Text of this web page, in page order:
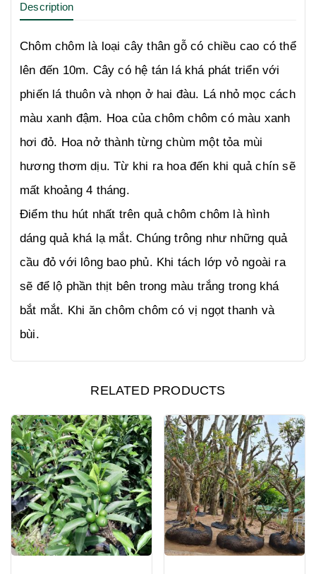
Description
Chôm chôm là loại cây thân gỗ có chiều cao có thể
lên đến 10m. Cây có hệ tán lá khá phát triển với
phiến lá thuôn và nhọn ở hai đàu. Lá nhỏ mọc cách
màu xanh đậm. Hoa của chôm chôm có màu xanh
hơi đỏ. Hoa nở thành từng chùm một tỏa mùi
hương thơm dịu. Từ khi ra hoa đến khi quả chín sẽ
mất khoảng 4 tháng.
Điểm thu hút nhất trên quả chôm chôm là hình
dáng quả khá lạ mắt. Chúng trông như những quả
cầu đỏ với lông bao phủ. Khi tách lớp vỏ ngoài ra
sẽ để lộ phần thịt bên trong màu trắng trong khá
bắt mắt. Khi ăn chôm chôm có vị ngọt thanh và
bùi.
RELATED PRODUCTS